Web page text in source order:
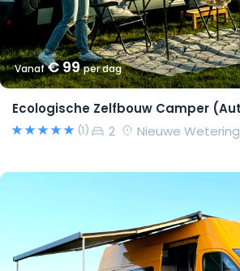
Vanaf€ 99per dag
(1) 2 Nieuwe Wetering